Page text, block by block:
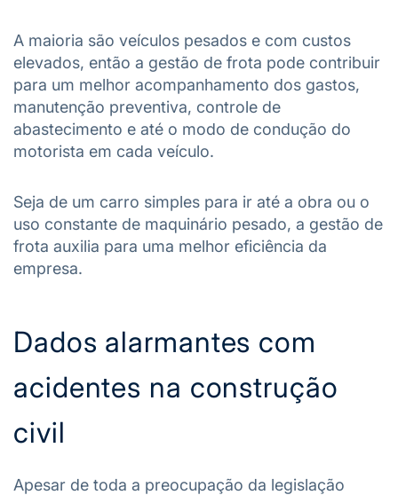
A maioria são veículos pesados e com custos
elevados, então a gestão de frota pode contribuir
para um melhor acompanhamento dos gastos,
manutenção preventiva, controle de
abastecimento e até o modo de condução do
motorista em cada veículo.
Seja de um carro simples para ir até a obra ou o
uso constante de maquinário pesado, a gestão de
frota auxilia para uma melhor eficiência da
empresa.
Dados alarmantes com
acidentes na construção
civil
Apesar de toda a preocupação da legislação